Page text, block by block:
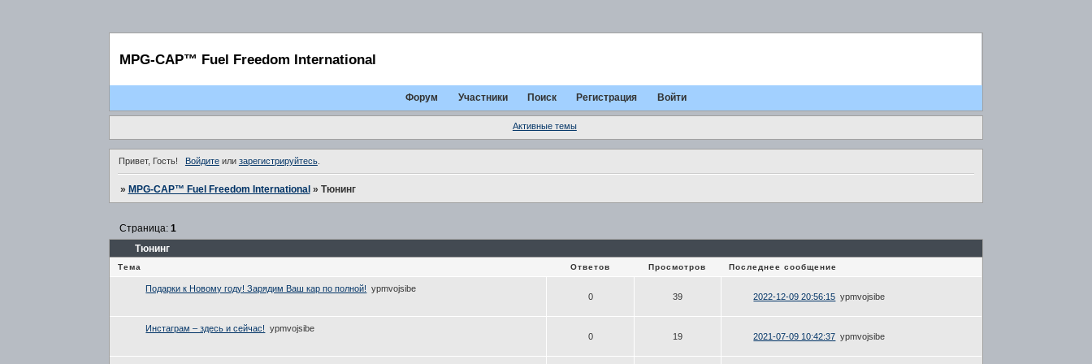
MPG-CAP™ Fuel Freedom International
Форум Участники Поиск Регистрация Войти
Активные темы
Привет, Гость! Войдитеили зарегистрируйтесь.
» MPG-CAP™ Fuel Freedom International » Тюнинг
Тюнинг
Страница: 1
Тема Ответов Просмотров Последнее сообщение
Подарки к Новому году! Зарядим Ваш кар по полной!
ypmvojsibe
0
39 2022-12-09 20:56:15 ypmvojsibe
Инстаграм – здесь и сейчас!
ypmvojsibe
0
19 2021-07-09 10:42:37 ypmvojsibe